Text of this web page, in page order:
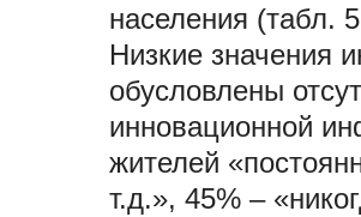
населения (табл. 5
Низкие значения
обусловлены
инновационной
жителей
т.д.», 45% –